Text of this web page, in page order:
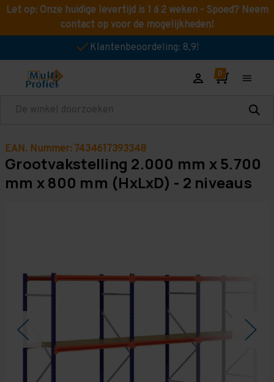
Let op: Onze huidige levertijd is 1 á 2 weken - Spoed? Neem
contact op voor de mogelijkheden!
Klantenbeoordeling: 8,9!
Zoeken
EAN. Nummer: 7434617393348
Grootvakstelling 2.000 mm x 5.700
mm x 800 mm (HxLxD) - 2 niveaus